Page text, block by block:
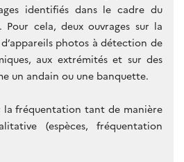
identifiés dans le cadre du
Pour cela, deux ouvrages sur la
photos à détection de
aux extrémités et sur des
un andain ou une banquette.
la fréquentation tant de manière
(espèces, fréquentation